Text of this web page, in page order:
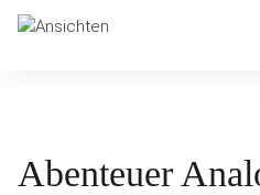
Inhalte
überspringen
Ansichten
Abenteuer